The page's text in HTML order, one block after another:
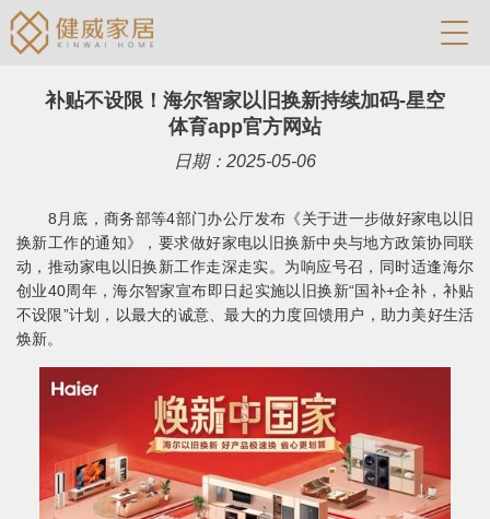
补贴不设限！海尔智家以旧换新持续加码-星空
体育app官方网站
日期：2025-05-06
8月底，商务部等4部门办公厅发布《关于进一步做好家电以旧
换新工作的通知》，要求做好家电以旧换新中央与地方政策协同联
动，推动家电以旧换新工作走深走实。为响应号召，同时适逢海尔
创业40周年，海尔智家宣布即日起实施以旧换新“国补+企补，补贴
不设限”计划，以最大的诚意、最大的力度回馈用户，助力美好生活
焕新。